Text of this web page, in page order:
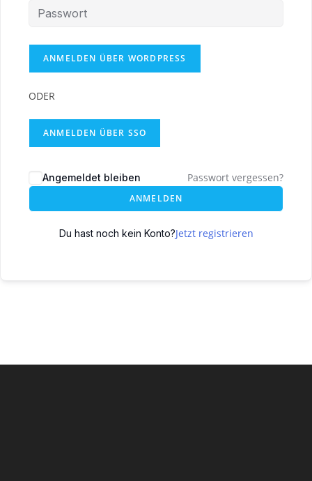
ODER
ANMELDEN ÜBER SSO
Angemeldet bleiben Passwort vergessen?
ANMELDEN
Du hast noch kein Konto?Jetzt registrieren